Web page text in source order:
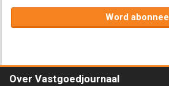
Word abonnee
Over Vastgoedjournaal